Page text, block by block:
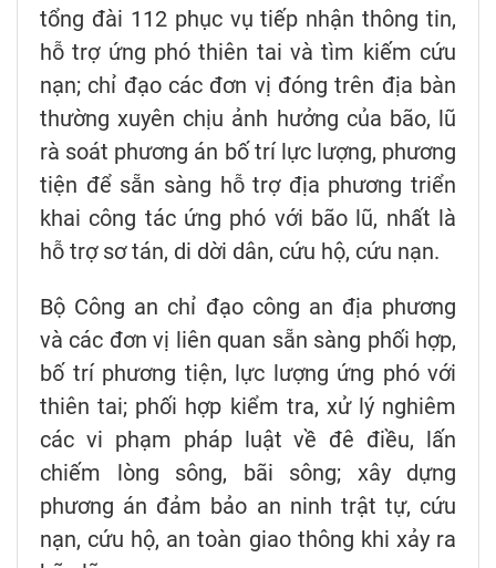
tổng đài 112 phục vụ tiếp nhận thông tin,
hỗ trợ ứng phó thiên tai và tìm kiếm cứu
nạn; chỉ đạo các đơn vị đóng trên địa bàn
thường xuyên chịu ảnh hưởng của bão, lũ
rà soát phương án bố trí lực lượng, phương
tiện để sẵn sàng hỗ trợ địa phương triển
khai công tác ứng phó với bão lũ, nhất là
hỗ trợ sơ tán, di dời dân, cứu hộ, cứu nạn.
Bộ Công an chỉ đạo công an địa phương
và các đơn vị liên quan sẵn sàng phối hợp,
bố trí phương tiện, lực lượng ứng phó với
thiên tai; phối hợp kiểm tra, xử lý nghiêm
các vi phạm pháp luật về đê điều, lấn
chiếm lòng sông, bãi sông; xây dựng
phương án đảm bảo an ninh trật tự, cứu
nạn, cứu hộ, an toàn giao thông khi xảy ra